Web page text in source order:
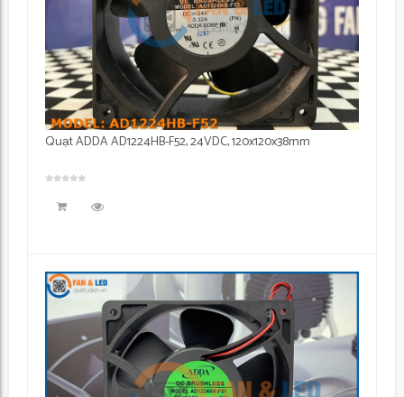
Quạt ADDA AD1224HB-F52, 24VDC, 120x120x38mm